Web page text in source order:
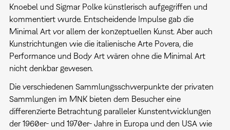
Knoebel und Sigmar Polke künstlerisch aufgegriffen und
kommentiert wurde. Entscheidende Impulse gab die
Minimal Art vor allem der konzeptuellen Kunst. Aber auch
Kunstrichtungen wie die italienische Arte Povera, die
Performance und Body Art wären ohne die Minimal Art
nicht denkbar gewesen.
Die verschiedenen Sammlungsschwerpunkte der privaten
Sammlungen im MNK bieten dem Besucher eine
differenzierte Betrachtung paralleler Kunstentwicklungen
der 1960er- und 1970er- Jahre in Europa und den USA wie